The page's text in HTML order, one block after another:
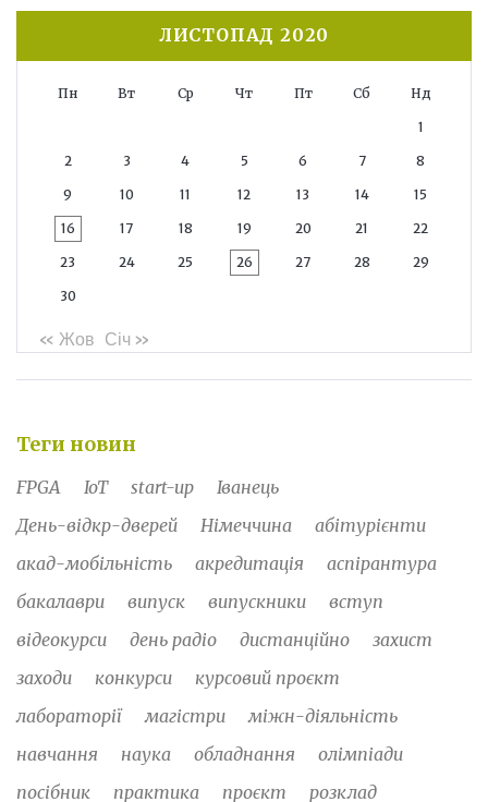
ЛИСТОПАД 2020
Пн Вт Ср Чт Пт Сб Нд
1
2 3 4 5 6 7 8
9 10 11 12 13 14 15
16 17 18 19 20 21 22
23 24 25 26 27 28 29
30
« Жов Січ »
Теги новин
FPGA IoT start-up
Іванець
День-відкр-дверей
Німеччина
абітурієнти
акад-мобільність
акредитація
аспірантура
бакалаври
випуск випускники
вступ
відеокурси
день радіо дистанційно
захист
заходи
конкурси
курсовий проєкт
лабораторії
магістри
міжн-діяльність
навчання
наука обладнання
олімпіади
посібник
практика проєкт розклад